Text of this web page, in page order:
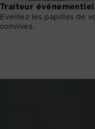
Traiteur événementiel
Eveillez les papilles de
convives.